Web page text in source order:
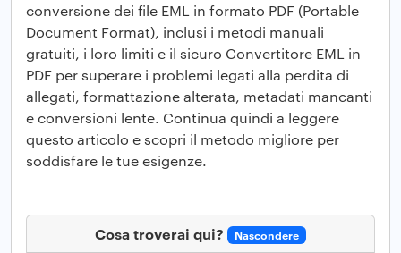
conversione dei file EML in formato PDF (Portable
Document Format), inclusi i metodi manuali
gratuiti, i loro limiti e il sicuro Convertitore EML in
PDF per superare i problemi legati alla perdita di
allegati, formattazione alterata, metadati mancanti
e conversioni lente. Continua quindi a leggere
questo articolo e scopri il metodo migliore per
soddisfare le tue esigenze.
Cosa troverai qui? Nascondere